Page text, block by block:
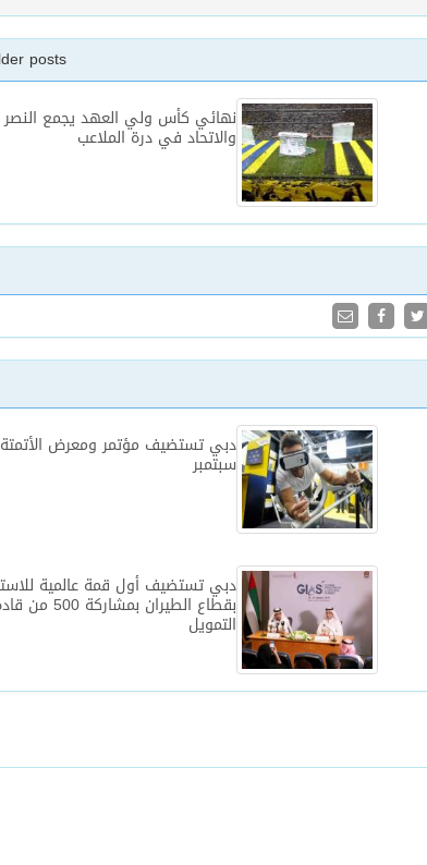
posts
نهائي كأس ولي العهد يجمع النصر
والاتحاد في درة الملاعب
سبتمبر
دبي تستضيف أول قمة عالمية
بقطاع الطيران بمشاركة 500
التمويل